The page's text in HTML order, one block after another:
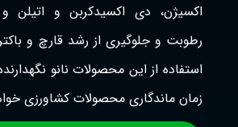
اکسیژن، دی اکسیدکربن و اتیلن
رطوبت و جلوگیری از رشد قارچ و
استفاده از این محصولات نانو
زمان ماندگاری محصولات کشاورزی